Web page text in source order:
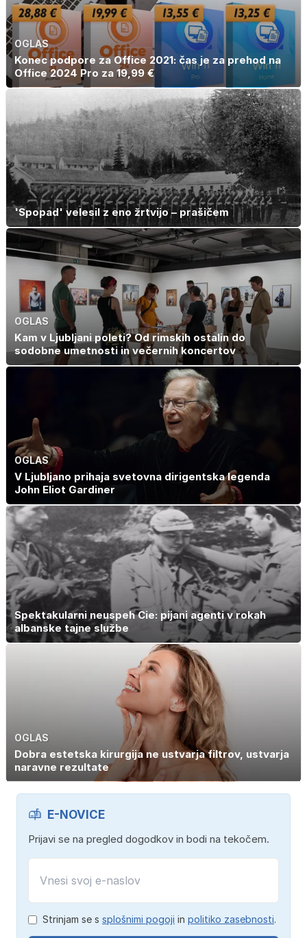
OGLAS
Konec podpore za Office 2021: čas je za prehod na
Office 2024 Pro za 19,99 €
'Spopad' velesil z eno žrtvijo – prašičem
OGLAS
Kam v Ljubljani poleti? Od rimskih ostalin do
sodobne umetnosti in večernih koncertov
OGLAS
V Ljubljano prihaja svetovna dirigentska legenda
John Eliot Gardiner
Spektakularni neuspeh Cie: pijani agenti v rokah
albanske tajne službe
OGLAS
Dobra estetska kirurgija ne ustvarja filtrov, ustvarja
naravne rezultate
E-NOVICE
Prijavi se na pregled dogodkov in bodi na tekočem.
Strinjam se s splošnimi pogoji in politiko zasebnosti.